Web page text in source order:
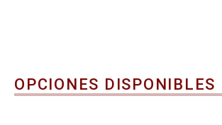
OPCIONES DISPONIBLES